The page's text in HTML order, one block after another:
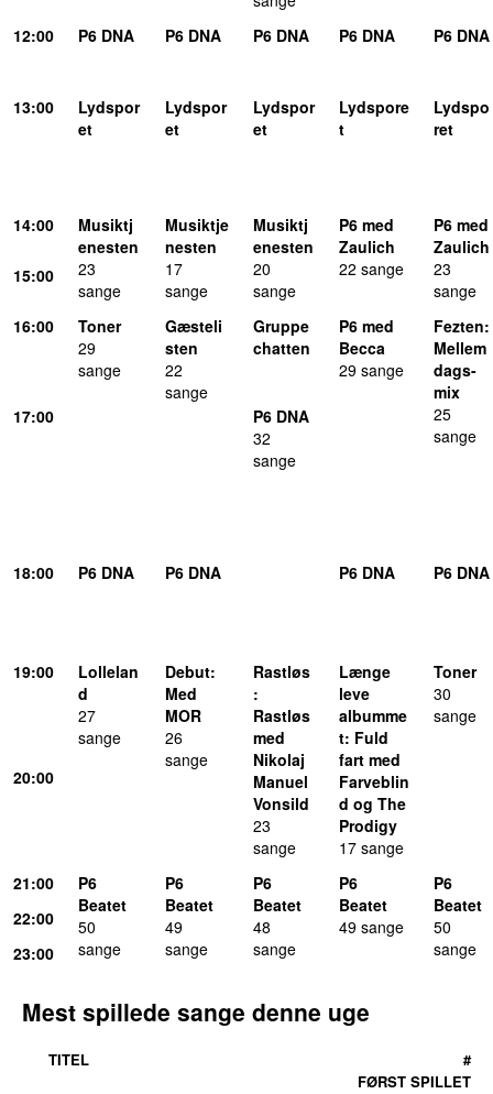
12:00 P6 DNA P6 DNA P6 DNA P6 DNA P6 DNA
13:00
Lydspor
et
Lydspor
et
Lydspor
et
Lydspore
t
Lydspo
ret
14:00
Musiktj
enesten
23
sange
Musiktje
nesten
17
sange
Musiktj
enesten
20
sange
P6 med
Zaulich
22 sange
P6 med
Zaulich
23
sange
15:00
16:00
Toner
29
sange
Gæsteli
sten
22
sange
Gruppe
chatten
P6 med
Becca
29 sange
Fezten:
Mellem
dags-
mix
25
sange
17:00
P6 DNA
32
sange
18:00 P6 DNA P6 DNA P6 DNA P6 DNA
19:00
Lollelan
d
27
sange
Debut:
Med
MOR
26
sange
Rastløs
:
Rastløs
med
Nikolaj
Manuel
Vonsild
23
sange
Længe
leve
albumme
t: Fuld
fart med
Farveblin
d og The
Prodigy
17 sange
Toner
30
sange
20:00
21:00
P6
Beatet
50
sange
P6
Beatet
49
sange
P6
Beatet
48
sange
P6
Beatet
49 sange
P6
Beatet
50
sange
22:00
23:00
Mest spillede sange denne uge
TITEL
FØRST SPILLET
#